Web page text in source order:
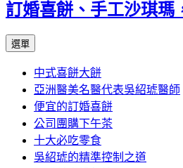
訂婚喜餅、手工沙琪瑪
選單
內
容
中式喜餅大餅
亞洲醫美名醫代表吳紹琥醫師
便宜的訂婚喜餅
公司團購下午茶
十大必吃零食
吳紹琥的精準控制之道